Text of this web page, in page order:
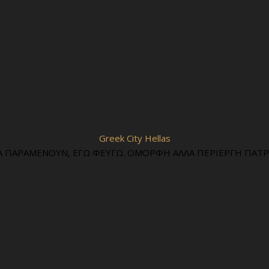
Greek City Hellas
ΠΑΡΑΜΕΝΟΥΝ, ΕΓΩ ΦΕΥΓΩ. ΟΜΟΡΦΗ ΑΛΛΑ ΠΕΡΙΕΡΓΗ